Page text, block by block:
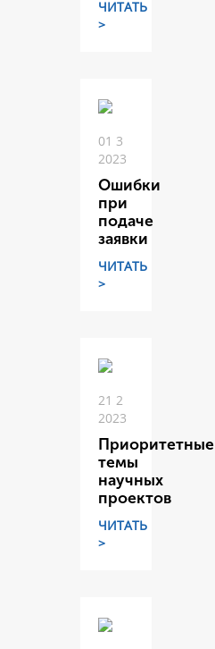
ЧИТАТЬ
>
01 3
2023
Ошибки
при
подаче
заявки
ЧИТАТЬ
>
21 2
2023
Приоритетные
темы
научных
проектов
ЧИТАТЬ
>